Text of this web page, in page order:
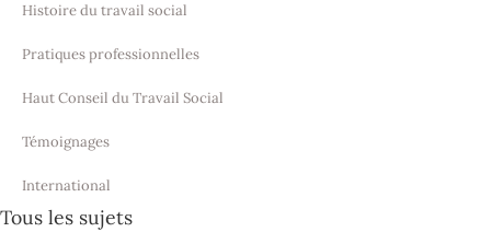
Histoire du travail social
Pratiques professionnelles
Haut Conseil du Travail Social
Témoignages
International
Tous les sujets